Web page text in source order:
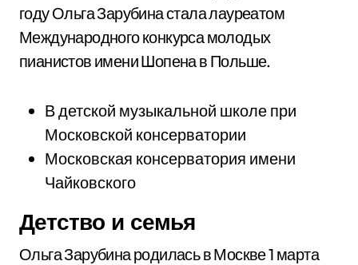
году Ольга Зарубина стала лауреатом
Международного конкурса молодых
пианистов имени Шопена в Польше.
В детской музыкальной школе при
Московской консерватории
Московская консерватория имени
Чайковского
Детство и семья
Ольга Зарубина родилась в Москве 1 марта